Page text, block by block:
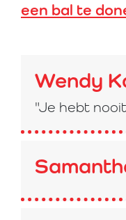
een bal te
Wendy
"Je hebt